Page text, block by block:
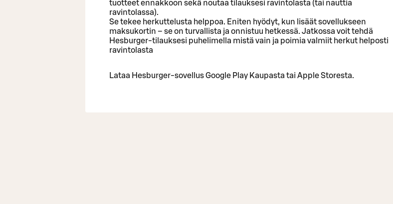
tuotteet ennakkoon sekä noutaa tilauksesi ravintolasta (tai nauttia
ravintolassa).
Se tekee herkuttelusta helppoa. Eniten hyödyt, kun lisäät sovellukseen
maksukortin – se on turvallista ja onnistuu hetkessä. Jatkossa voit tehdä
Hesburger-tilauksesi puhelimella mistä vain ja poimia valmiit herkut helposti
ravintolasta
Lataa Hesburger-sovellus Google Play Kaupasta tai Apple Storesta.